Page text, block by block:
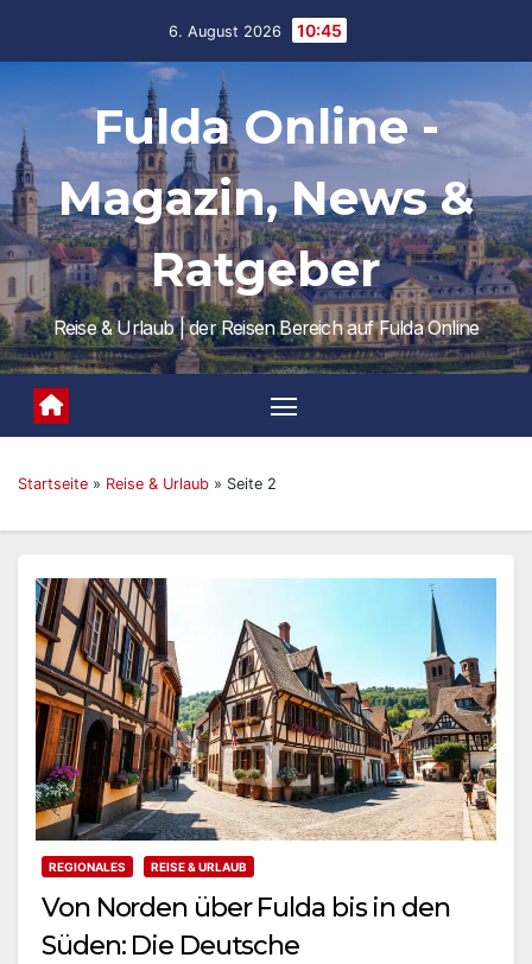
6. August 2026 10:45
Fulda Online -
Magazin, News &
Ratgeber
Reise & Urlaub | der Reisen Bereich auf Fulda Online
Startseite » Reise & Urlaub » Seite 2
REGIONALES REISE & URLAUB
Von Norden über Fulda bis in den
Süden: Die Deutsche